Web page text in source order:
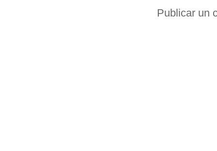
Publicar un